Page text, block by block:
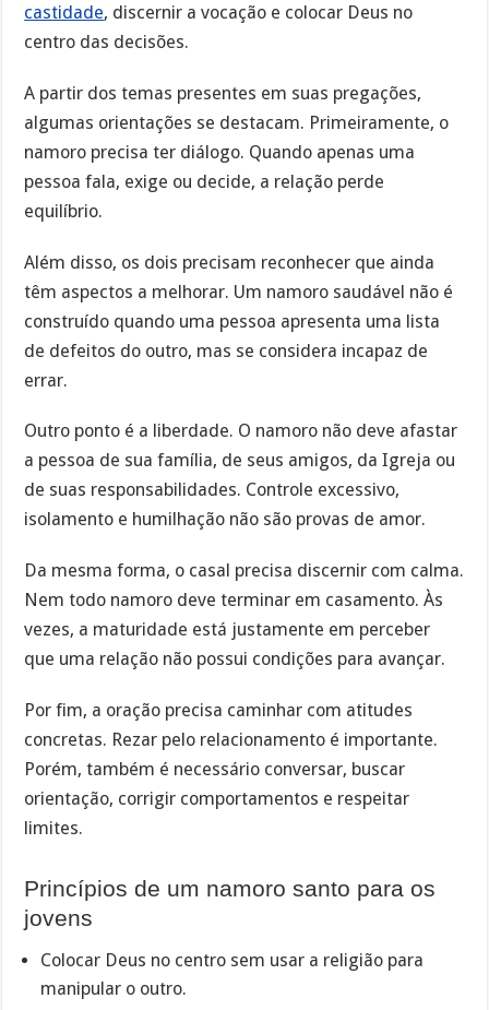
castidade, discernir a vocação e colocar Deus no
centro das decisões.
A partir dos temas presentes em suas pregações,
algumas orientações se destacam. Primeiramente, o
namoro precisa ter diálogo. Quando apenas uma
pessoa fala, exige ou decide, a relação perde
equilíbrio.
Além disso, os dois precisam reconhecer que ainda
têm aspectos a melhorar. Um namoro saudável não é
construído quando uma pessoa apresenta uma lista
de defeitos do outro, mas se considera incapaz de
errar.
Outro ponto é a liberdade. O namoro não deve afastar
a pessoa de sua família, de seus amigos, da Igreja ou
de suas responsabilidades. Controle excessivo,
isolamento e humilhação não são provas de amor.
Da mesma forma, o casal precisa discernir com calma.
Nem todo namoro deve terminar em casamento. Às
vezes, a maturidade está justamente em perceber
que uma relação não possui condições para avançar.
Por fim, a oração precisa caminhar com atitudes
concretas. Rezar pelo relacionamento é importante.
Porém, também é necessário conversar, buscar
orientação, corrigir comportamentos e respeitar
limites.
Princípios de um namoro santo para os
jovens
Colocar Deus no centro sem usar a religião para
manipular o outro.